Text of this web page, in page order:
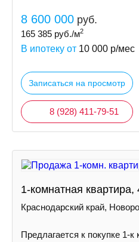
8 600 000 руб.
165 385 руб./м2
В ипотеку от 10 000 р/мес
Записаться на просмотр
8 (928) 411-79-51
1-комнатная квартира,
Краснодарский край,
Предлагается к покупке 1-